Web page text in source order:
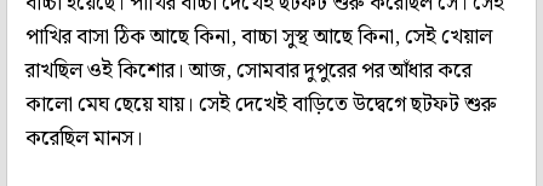
পাখির বাসা ঠিক আছে কিনা, বাচ্চা সুস্থ আছে কিনা, সেই খেয়াল
রাখছিল ওই কিশোর। আজ, সোমবার দুপুরের পর আঁধার করে
কালো মেঘ ছেয়ে যায়। সেই দেখেই বাড়িতে উদ্বেগে ছটফট শুরু
করেছিল মানস।